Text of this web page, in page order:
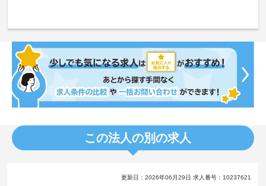
この法人の別の求人
更新日：2026年06月29日 求人番号：10237621